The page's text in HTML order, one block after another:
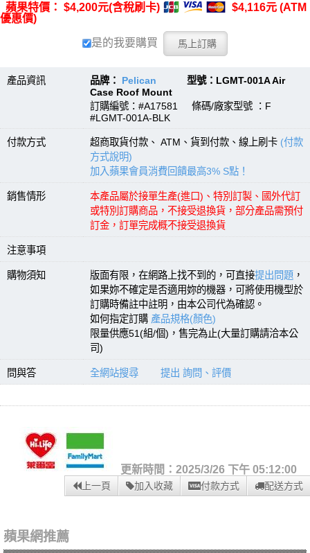
蘋果特價： $4,200元(含稅刷卡)
$4,116元 (ATM
優惠價)
是的我要購買
產品資訊 品牌： Pelican 型號：LGMT-001A Air
Case Roof Mount
訂購編號：#A17581 條碼/廠家型號 ：F
#LGMT-001A-BLK
付款方式 超商取貨付款、 ATM、貨到付款、線上刷卡 (付款
方式說明)
加入蘋果會員消費回饋最高3% S點！
銷售情形
本產品屬於接單生產(進口)、特別訂製、國外代訂
或特別訂購商品，不接受退換貨，部分產品需預付
訂金，訂單完成概不接受退換貨
注意事項
購物須知 版面有限，在網路上找不到的，可直接提出問題 ，
如果妳不確定是否適用妳的機器，可將使用機型於
訂購時備註中註明，由本公司代為確認。
如何指定訂購 產品規格(顏色)
限量供應51(組/個)，售完為止(大量訂購請洽本公
司)
問與答 全網站搜尋 提出 詢問、評價
更新時間：2025/3/26 下午 05:12:00
上一頁 加入收藏 付款方式 配送方式
蘋果網推薦